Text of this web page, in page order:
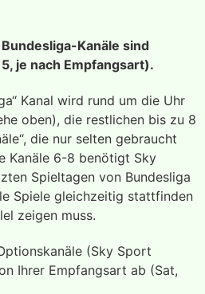
Kanäle sind
je nach Empfangsart).
Kanal wird rund um die Uhr
oben), die restlichen bis zu 8
die nur selten gebraucht
Kanäle 6-8 benötigt Sky
Spieltagen von Bundesliga
Spiele gleichzeitig stattfinden
zeigen muss.
(Sky Sport
Ihrer Empfangsart ab (Sat,